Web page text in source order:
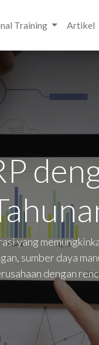
Training Artikel
yang
sumber daya
dengan